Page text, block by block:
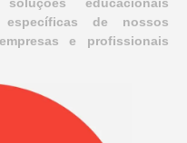
educacionais
específicas de nossos
e profissionais